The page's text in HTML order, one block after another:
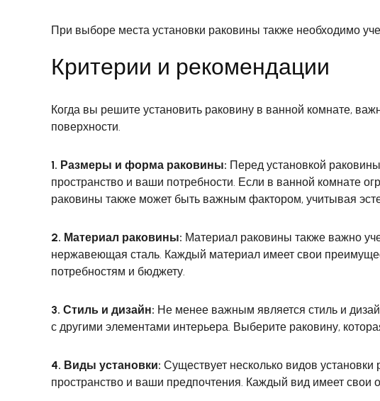
При выборе места установки раковины также необходимо
Критерии и рекомендации
Когда вы решите установить раковину в ванной комнате,
поверхности.
1. Размеры и форма раковины: Перед установкой
пространство и ваши потребности. Если в ванной комнате
раковины также может быть важным фактором, учитывая
2. Материал раковины: Материал раковины также важно
нержавеющая сталь. Каждый материал имеет свои
потребностям и бюджету.
3. Стиль и дизайн: Не менее важным является стиль и
с другими элементами интерьера. Выберите раковину,
4. Виды установки: Существует несколько видов
пространство и ваши предпочтения. Каждый вид имеет свои